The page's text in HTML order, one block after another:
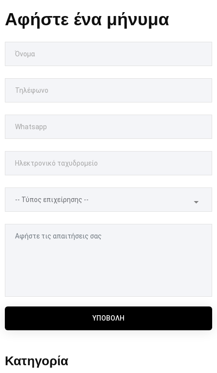
Αφήστε ένα μήνυμα
ΥΠΟΒΟΛΉ
Κατηγορία